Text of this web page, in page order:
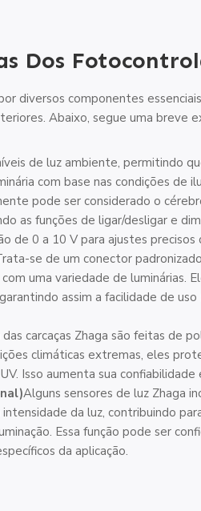
Dos
diversos componentes
Abaixo, segue uma breve
de luz ambiente, permitindo
com base nas condições de
pode ser considerado o
as funções de ligar/desligar e
de 0 a 10 V para ajustes precisos
se de um conector
uma variedade de luminárias.
assim a facilidade de
carcaças Zhaga são feitas de
climáticas extremas, eles
Isso aumenta sua
Alguns sensores de luz Zhaga
da luz, contribuindo
Essa função pode ser
da aplicação.